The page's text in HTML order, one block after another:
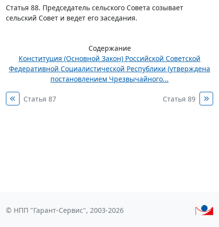
Статья 88. Председатель сельского Совета созывает
сельский Совет и ведет его заседания.
Содержание
Конституция (Основной Закон) Российской Советской
Федеративной Социалистической Республики (утверждена
постановлением Чрезвычайного...
Статья 87 Статья 89
© НПП "Гарант-Сервис", 2003-2026